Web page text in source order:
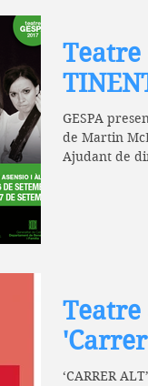
Teatre
GESPA
de Martin
Ajudant de
Teatre
‘CARRER